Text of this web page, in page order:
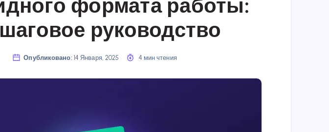
формата работы:
руководство
Опубликовано: 14 Января, 2025 4 мин чтения